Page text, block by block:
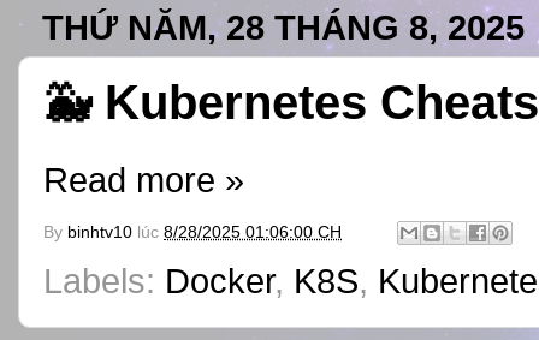
THỨ NĂM, 28 THÁNG 8, 2025
🐳 Kubernetes
Read more »
By binhtv10 lúc 8/28/2025 01:06:00 CH
Labels: Docker, K8S,